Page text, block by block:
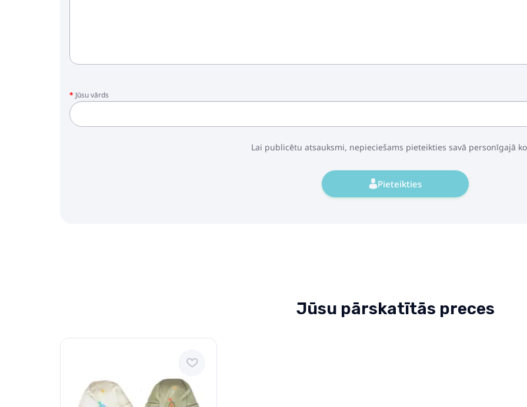
Jūsu vārds
Lai publicētu atsauksmi, nepieciešams pieteikties savā personīgajā
Pieteikties
Jūsu pārskatītās preces